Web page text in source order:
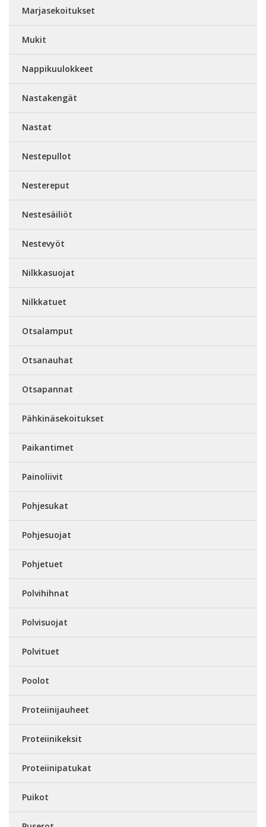
Marjasekoitukset
Mukit
Nappikuulokkeet
Nastakengät
Nastat
Nestepullot
Nestereput
Nestesäiliöt
Nestevyöt
Nilkkasuojat
Nilkkatuet
Otsalamput
Otsanauhat
Otsapannat
Pähkinäsekoitukset
Paikantimet
Painoliivit
Pohjesukat
Pohjesuojat
Pohjetuet
Polvihihnat
Polvisuojat
Polvituet
Poolot
Proteiinijauheet
Proteiinikeksit
Proteiinipatukat
Puikot